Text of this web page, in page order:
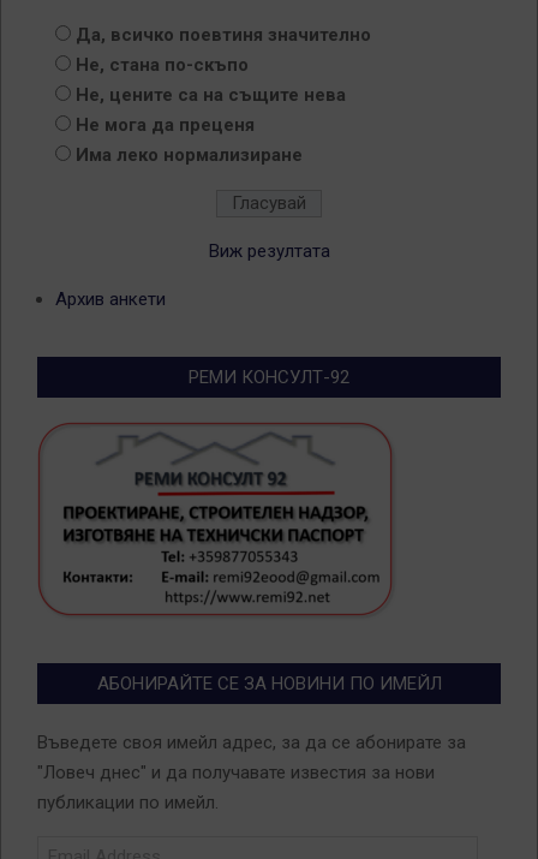
Да, всичко поевтиня значително
Не, стана по-скъпо
Не, цените са на същите нева
Не мога да преценя
Има леко нормализиране
Виж резултата
Архив анкети
РЕМИ КОНСУЛТ-92
АБОНИРАЙТЕ СЕ ЗА НОВИНИ ПО ИМЕЙЛ
Въведете своя имейл адрес, за да се абонирате за
"Ловеч днес" и да получавате известия за нови
публикации по имейл.